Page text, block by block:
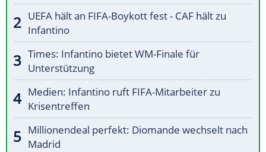
UEFA hält an FIFA-Boykott fest - CAF hält zu
Infantino
Times: Infantino bietet WM-Finale für
Unterstützung
Medien: Infantino ruft FIFA-Mitarbeiter zu
Krisentreffen
Millionendeal perfekt: Diomande wechselt nach
Madrid